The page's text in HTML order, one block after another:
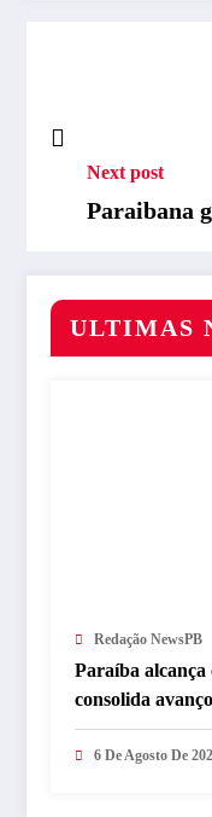
Next post
Paraibana
ULTIMAS
Redação NewsPB
Paraíba
consolida
6 De Agosto De